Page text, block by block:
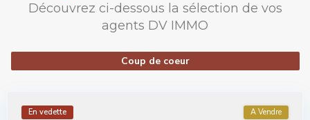
Découvrez ci-dessous la sélection de vos
agents DV IMMO
Coup de coeur
En vedette A Vendre